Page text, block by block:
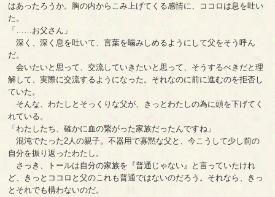
はあったろうか。胸の内からこみ上げてくる感情に、ココロは息を吐い
た。
「……お父さん」
深く、深く息を吐いて、言葉を噛みしめるようにして父をそう呼ん
だ。
会いたいと思って、交流していきたいと思って、そうするべきだと理
解して、実際に交流するようになった。それなのに前に進むのを拒否し
ていた。
そんな、わたしとそっくりな父が、きっとわたしの為に頭を下げてく
れている。
「わたしたち、確かに血の繋がった家族だったんですね」
混沌でたった2人の親子。不器用で寡黙な父と、今こうして少し前の
自分を振り返ったわたし。
さっき、トールは自分の家族を『普通じゃない』と言っていたけれ
ど、きっとココロと父のこれも普通ではないのだろう。それなら、きっ
とそれでも構わないのだ。